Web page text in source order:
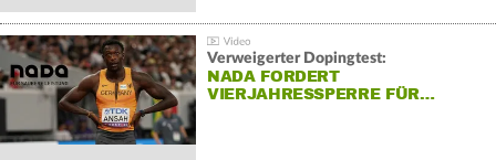
Verweigerter Dopingtest:
NADA FORDERT
VIERJAHRESSPERRE FÜR…